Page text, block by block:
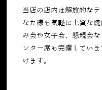
当店の店内は解放的な
なた様も気軽に上質な
み会や女子会、懇親会
ンター席も完備してい
けます。